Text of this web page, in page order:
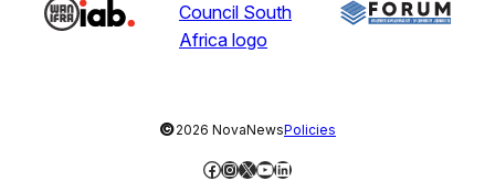
©2026 NovaNewsPolicies
Facebook
Instagram
X YouTube
LinkedIn